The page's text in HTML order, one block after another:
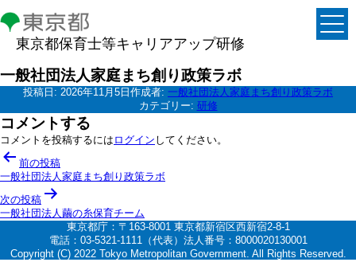
東京都保育士等キャリアアップ研修
一般社団法人家庭まち創り政策ラボ
投稿日: 2026年11月5日 作成者: 一般社団法人家庭まち創り政策ラボ
カテゴリー: 研修
コメントする
コメントを投稿するには ログイン してください。
投
稿
ナ
ビ
ー
前の投稿
一般社団法人家庭まち創り政策ラボ
次の投稿
一般社団法人繭の糸保育チーム
東京都庁：〒163-8001 東京都新宿区西新宿2-8-1
電話：03-5321-1111（代表）法人番号：8000020130001
Copyright (C) 2022 Tokyo Metropolitan Government. All Rights Reserved.